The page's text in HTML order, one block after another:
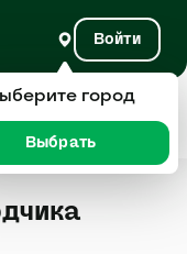
Войти
город
Выбрать